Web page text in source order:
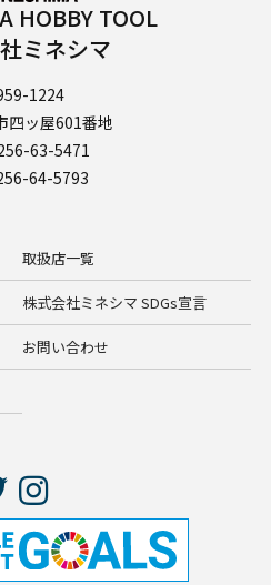
HOBBY TOOL
ミネシマ
1224
四ッ屋601番地
63-5471
64-5793
取扱店一覧
株式会社ミネシマ SDGs宣言
お問い合わせ